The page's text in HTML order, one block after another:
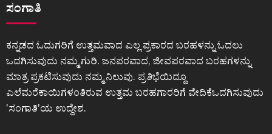
ಸಂಗಾತಿ
ಕನ್ನಡದ ಓದುಗರಿಗೆ ಉತ್ತಮವಾದ ಎಲ್ಲ ಪ್ರಕಾರದ ಬರಹಳನ್ನು ಓದಲು
ಒದಗಿಸುವುದು ನಮ್ಮ ಗುರಿ. ಜನಪರವಾದ, ಜೀವಪರವಾದ ಬರಹಗಳನ್ನು
ಮಾತ್ರ ಪ್ರಕಟಿಸುವುದು ನಮ್ಮ ನಿಲುವು. ಪ್ರತಿಭೆಯಿದ್ದೂ
ಎಲೆಮರೆಕಾಯಿಗಳಂತಿರುವ ಉತ್ತಮ ಬರಹಗಾರರಿಗೆ ವೇದಿಕೆಒದಗಿಸುವುದು
ʼಸಂಗಾತಿʼಯ ಉದ್ದೇಶ.